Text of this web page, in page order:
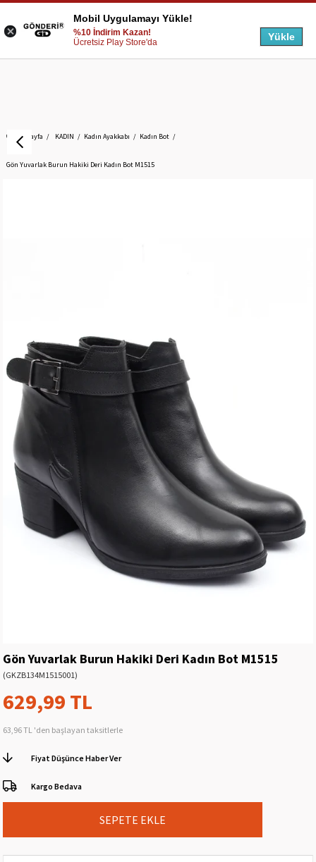
Anasayfa KADIN Kadın Ayakkabı Kadın Bot
Gön Yuvarlak Burun Hakiki Deri Kadın Bot M1515
Gön Yuvarlak Burun Hakiki Deri Kadın Bot M1515
(GKZB134M1515001)
629,99 TL
63,96 TL 'den başlayan taksitlerle
Fiyat Düşünce Haber Ver
Kargo Bedava
Mobil Uygulamayı Yükle!
%10 İndirim Kazan!
Ücretsiz Play Store'da
Yükle